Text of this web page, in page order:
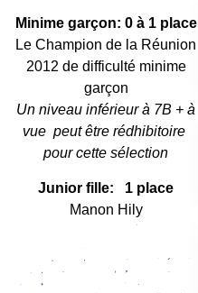
Minime garçon: 0 à 1 place
Le Champion de la Réunion
2012 de difficulté minime
garçon
Un niveau inférieur à 7B + à
vue peut être rédhibitoire
pour cette sélection
Junior fille: 1 place
Manon Hily